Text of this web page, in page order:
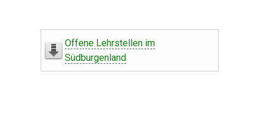
Offene Lehrstellen im
Südburgenland